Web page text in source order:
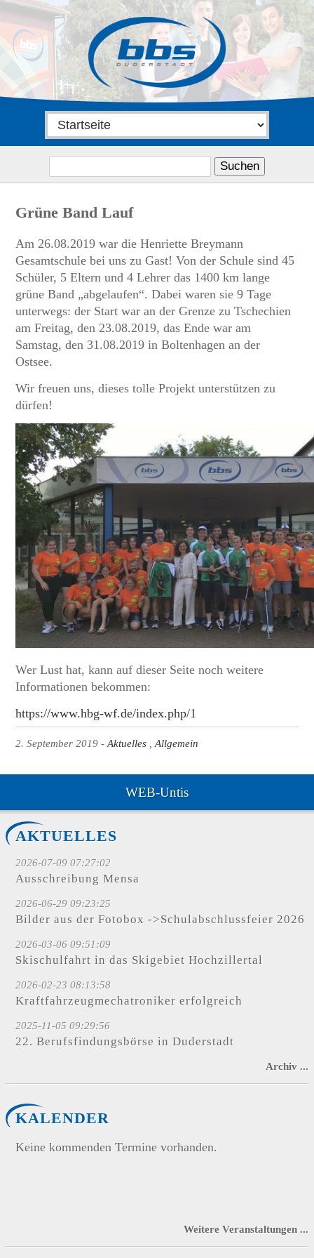
Suchen
Grüne Band Lauf
Am 26.08.2019 war die Henriette Breymann
Gesamtschule bei uns zu Gast! Von der Schule sind 45
Schüler, 5 Eltern und 4 Lehrer das 1400 km lange
grüne Band „abgelaufen“. Dabei waren sie 9 Tage
unterwegs: der Start war an der Grenze zu Tschechien
am Freitag, den 23.08.2019, das Ende war am
Samstag, den 31.08.2019 in Boltenhagen an der
Ostsee.
Wir freuen uns, dieses tolle Projekt unterstützen zu
dürfen!
Wer Lust hat, kann auf dieser Seite noch weitere
Informationen bekommen:
https://www.hbg-wf.de/index.php/1
2. September 2019 Aktuelles Allgemein
WEB-Untis
AKTUELLES
2026-07-09 07:27:02
Ausschreibung Mensa
2026-06-29 09:23:25
Bilder aus der Fotobox ->Schulabschlussfeier 2026
2026-03-06 09:51:09
Skischulfahrt in das Skigebiet Hochzillertal
2026-02-23 08:13:58
Kraftfahrzeugmechatroniker erfolgreich
2025-11-05 09:29:56
22. Berufsfindungsbörse in Duderstadt
Archiv ...
KALENDER
Keine kommenden Termine vorhanden.
Weitere Veranstaltungen ...